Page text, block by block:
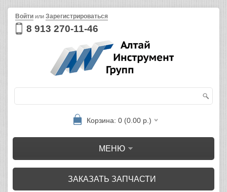
8 913 270-11-46
Войти или Зарегистрироваться
Корзина: 0 (0.00 р.)
МЕНЮ
ЗАКАЗАТЬ ЗАПЧАСТИ